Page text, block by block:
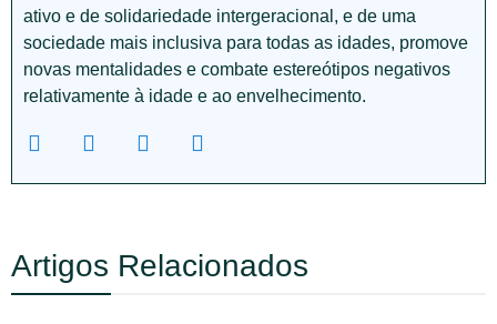
ativo e de solidariedade intergeracional, e de uma
sociedade mais inclusiva para todas as idades, promove
novas mentalidades e combate estereótipos negativos
relativamente à idade e ao envelhecimento.
Artigos Relacionados